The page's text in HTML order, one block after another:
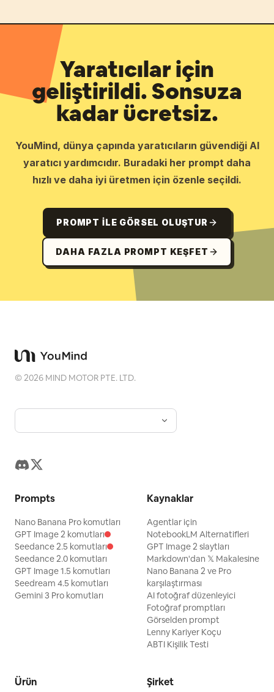
Yaratıcılar için
geliştirildi. Sonsuza
kadar ücretsiz.
YouMind, dünya çapında yaratıcıların güvendiği AI
yaratıcı yardımcıdır. Buradaki her prompt daha
hızlı ve daha iyi üretmen için özenle seçildi.
PROMPT ILE GÖRSEL OLUŞTUR
DAHA FAZLA PROMPT KEŞFET
©2026 MIND MOTOR PTE. LTD.
Prompts
Nano Banana Pro komutları
GPT Image 2 komutları
Seedance 2.5 komutları
Seedance 2.0 komutları
GPT Image 1.5 komutları
Seedream 4.5 komutları
Gemini 3 Pro komutları
Kaynaklar
Agentlar için
NotebookLM Alternatifleri
GPT Image 2 slaytları
Markdown'dan 𝕏 Makalesine
Nano Banana 2 ve Pro
karşılaştırması
AI fotoğraf düzenleyici
Fotoğraf promptları
Görselden prompt
Lenny Kariyer Koçu
ABTI Kişilik Testi
Ürün Şirket